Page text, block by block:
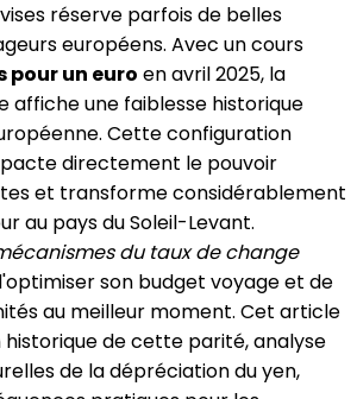
réserve parfois de belles
européens. Avec un cours
pour un euro en avril 2025, la
affiche une faiblesse historique
Cette configuration
directement le pouvoir
et transforme considérablement
au pays du Soleil-Levant.
du taux de change
son budget voyage et de
au meilleur moment. Cet article
de cette parité, analyse
de la dépréciation du yen,